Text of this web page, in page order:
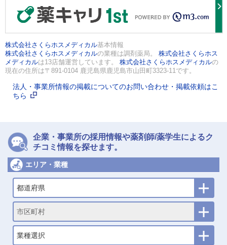
株式会社さくらホスメディカル基本情報
株式会社さくらホスメディカルの業種は調剤薬局。 株式会社さくらホス
メディカルは13店舗運営しています。 株式会社さくらホスメディカルの
現在の住所は〒891-0104 鹿児島県鹿児島市山田町3323-11です。
法人・事業所情報の掲載についてのお問い合わせ・掲載依頼はこ
ちら
企業・事業所の採用情報や薬剤師/薬学生によるク
チコミ情報を探せます。
エリア・業種
都道府県
市区町村
業種選択